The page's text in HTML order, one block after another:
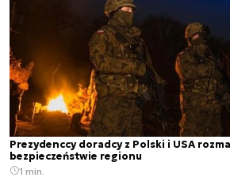
Prezydenccy doradcy z Polski i USA
bezpieczeństwie regionu
1 min.